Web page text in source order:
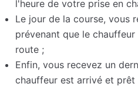
l'heure de votre prise en
Le jour de la course, vous
prévenant que le
route ;
Enfin, vous recevez un
chauffeur est arrivé et prêt